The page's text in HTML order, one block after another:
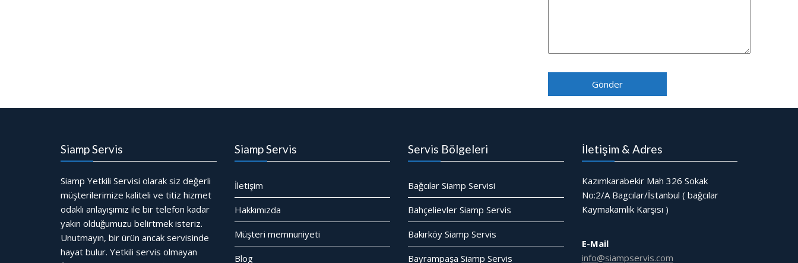
Siamp Servis
Siamp Yetkili Servisi olarak siz değerli
müşterilerimize kaliteli ve titiz hizmet
odaklı anlayışımız ile bir telefon kadar
yakın olduğumuzu belirtmek isteriz.
Unutmayın, bir ürün ancak servisinde
hayat bulur. Yetkili servis olmayan
Siamp Servis
İletişim
Hakkımızda
Müşteri memnuniyeti
Blog
Servis Bölgeleri
Bağcılar Siamp Servisi
Bahçelievler Siamp Servis
Bakırköy Siamp Servis
Bayrampaşa Siamp Servis
İletişim & Adres
Kazımkarabekir Mah 326 Sokak
No:2/A Bagcılar/İstanbul ( bağcılar
Kaymakamlık Karşısı )
E-Mail
info@siampservis.com